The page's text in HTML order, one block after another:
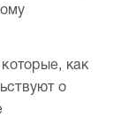
как
о